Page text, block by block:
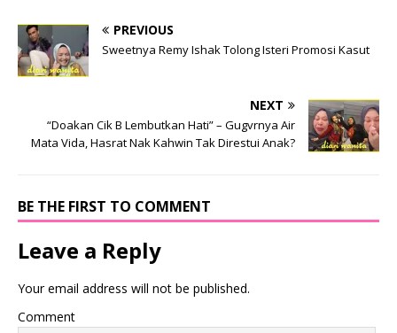
PREVIOUS
Sweetnya Remy Ishak Tolong Isteri Promosi Kasut
NEXT
“Doakan Cik B Lembutkan Hati” – Gugvrnya Air
Mata Vida, Hasrat Nak Kahwin Tak Direstui Anak?
BE THE FIRST TO COMMENT
Leave a Reply
Your email address will not be published.
Comment